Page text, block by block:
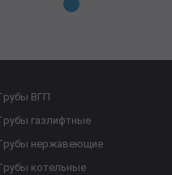
ВГП
газлифтные
нержавеющие
котельные